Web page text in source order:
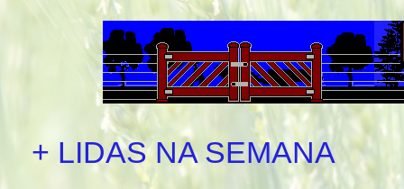
+ LIDAS NA SEMANA